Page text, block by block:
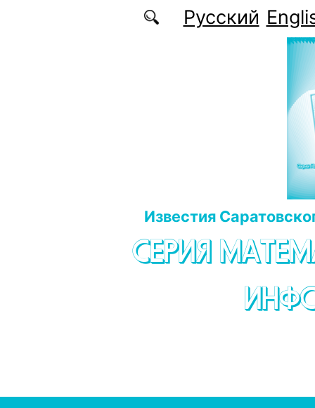
Перейти к основному содержаниюРусский
Известия
СЕРИЯ